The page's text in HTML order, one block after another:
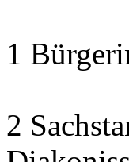
1
2